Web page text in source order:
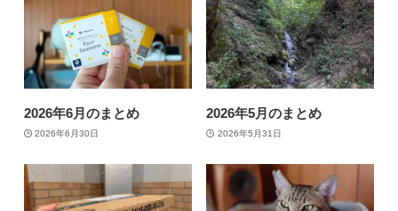
2026年6月のまとめ
2026年6月30日
2026年5月のまとめ
2026年5月31日